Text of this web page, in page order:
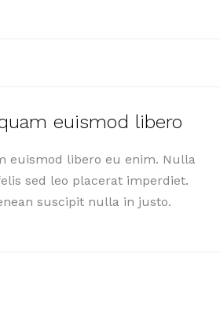
euismod libero
euismod libero eu enim. Nulla
sed leo placerat imperdiet.
suscipit nulla in justo.